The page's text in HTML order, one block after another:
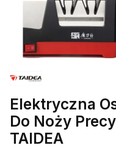
Elektryczna
Do Noży
TAIDEA